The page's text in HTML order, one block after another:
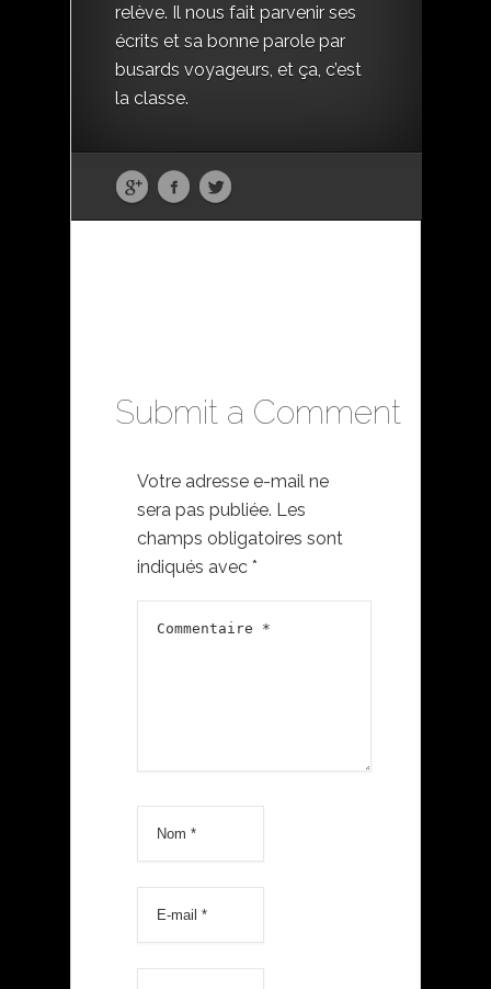
relève. Il nous fait parvenir ses
écrits et sa bonne parole par
busards voyageurs, et ça, c’est
la classe.
Submit a Comment
Votre adresse e-mail ne
sera pas publiée. Les
champs obligatoires sont
indiqués avec *